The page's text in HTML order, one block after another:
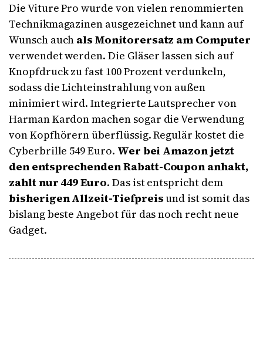
Die Viture Pro wurde von vielen renommierten
Technikmagazinen ausgezeichnet und kann auf
Wunsch auch als Monitorersatz am Computer
verwendet werden. Die Gläser lassen sich auf
Knopfdruck zu fast 100 Prozent verdunkeln,
sodass die Lichteinstrahlung von außen
minimiert wird. Integrierte Lautsprecher von
Harman Kardon machen sogar die Verwendung
von Kopfhörern überflüssig. Regulär kostet die
Cyberbrille 549 Euro. Wer bei Amazon jetzt
den entsprechenden Rabatt-Coupon anhakt,
zahlt nur 449 Euro. Das ist entspricht dem
bisherigen Allzeit-Tiefpreisund ist somit das
bislang beste Angebot für das noch recht neue
Gadget.